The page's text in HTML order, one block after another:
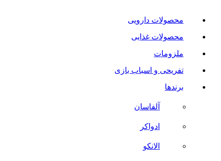
محصولات دارویی
محصولات غذایی
ملزومات
تفریحی و اسباب بازی
برندها
آلفاسان
ادواکر
الانکو